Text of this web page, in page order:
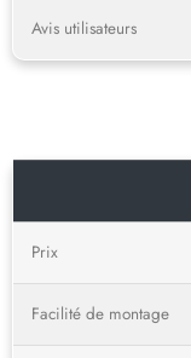
Avis utilisateurs
Prix
Facilité de montage